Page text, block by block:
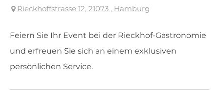
Rieckhoffstrasse 12, 21073 , Hamburg
Feiern Sie Ihr Event bei der Rieckhof-Gastronomie
und erfreuen Sie sich an einem exklusiven
persönlichen Service.